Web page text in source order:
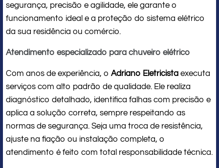
segurança, precisão e agilidade, ele garante o
funcionamento ideal e a proteção do sistema elétrico
da sua residência ou comércio.
Atendimento especializado para chuveiro elétrico
Com anos de experiência, o Adriano Eletricista executa
serviços com alto padrão de qualidade. Ele realiza
diagnóstico detalhado, identifica falhas com precisão e
aplica a solução correta, sempre respeitando as
normas de segurança. Seja uma troca de resistência,
ajuste na fiação ou instalação completa, o
atendimento é feito com total responsabilidade técnica.